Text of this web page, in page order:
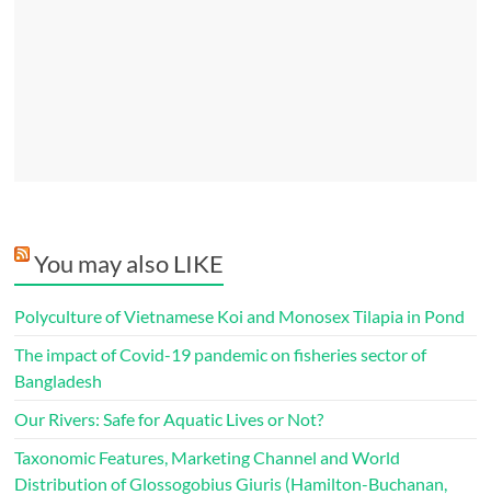
You may also LIKE
Polyculture of Vietnamese Koi and Monosex Tilapia in Pond
The impact of Covid-19 pandemic on fisheries sector of
Bangladesh
Our Rivers: Safe for Aquatic Lives or Not?
Taxonomic Features, Marketing Channel and World
Distribution of Glossogobius Giuris (Hamilton-Buchanan,